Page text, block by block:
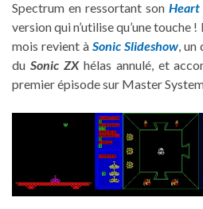
Spectrum en ressortant son Heart
version qui n’utilise qu’une touche
mois revient à Sonic Slideshow, un
du Sonic ZXhélas annulé, et
premier épisode sur Master